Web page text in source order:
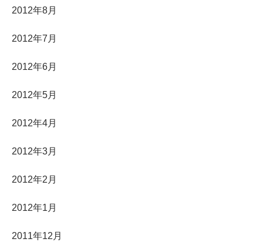
2012年8月
2012年7月
2012年6月
2012年5月
2012年4月
2012年3月
2012年2月
2012年1月
2011年12月